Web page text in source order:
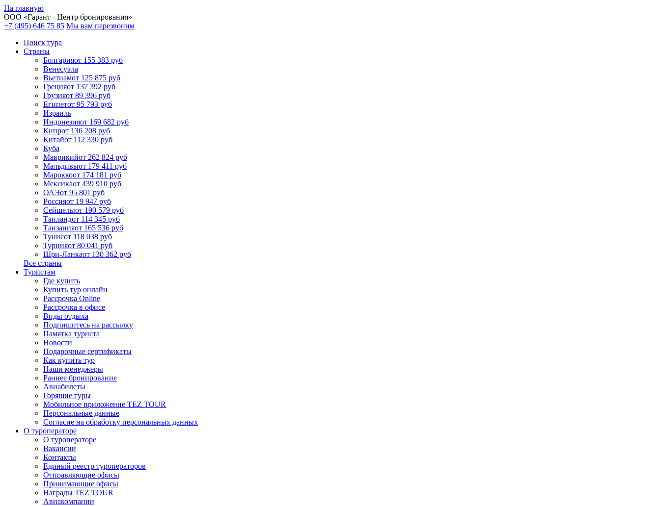
На главную
ООО «Гарант - Центр бронирования»
+7 (495) 646 75 85 Мы вам перезвоним
Поиск тура
Cтраны
Болгарияот 155 383 руб
Венесуэла
Вьетнамот 125 875 руб
Грецияот 137 392 руб
Грузияот 89 396 руб
Египетот 95 793 руб
Израиль
Индонезияот 169 682 руб
Кипрот 136 208 руб
Китайот 112 330 руб
Куба
Маврикийот 262 824 руб
Мальдивыот 179 411 руб
Мароккоот 174 181 руб
Мексикаот 439 910 руб
ОАЭот 95 801 руб
Россияот 19 947 руб
Сейшелыот 190 579 руб
Таиландот 114 345 руб
Танзанияот 165 536 руб
Тунисот 118 038 руб
Турцияот 80 041 руб
Шри-Ланкаот 130 362 руб
Все страны
Туристам
Где купить
Купить тур онлайн
Рассрочка Online
Рассрочка в офисе
Виды отдыха
Подпишитесь на рассылку
Памятка туриста
Новости
Подарочные сертификаты
Как купить тур
Наши менеджеры
Раннее бронирование
Авиабилеты
Горящие туры
Мобильное приложение TEZ TOUR
Персональные данные
Согласие на обработку персональных данных
О туроператоре
О туроператоре
Вакансии
Контакты
Единый реестр туроператоров
Отправляющие офисы
Принимающие офисы
Награды TEZ TOUR
Авиакомпании